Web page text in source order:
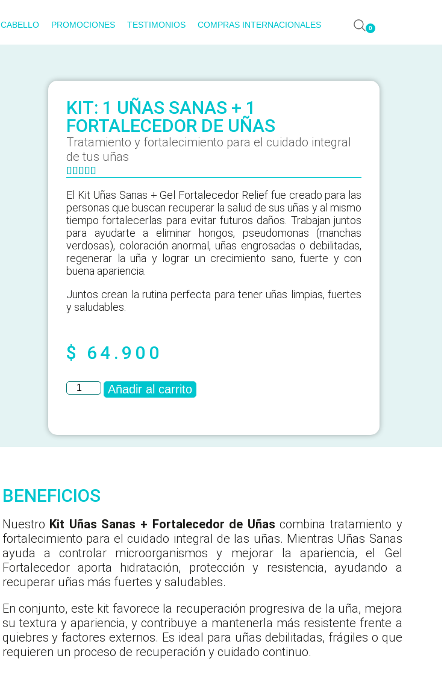
CABELLO PROMOCIONES TESTIMONIOS COMPRAS INTERNACIONALES 0
KIT: 1 UÑAS SANAS + 1
FORTALECEDOR DE UÑAS
Tratamiento y fortalecimiento para el cuidado integral
de tus uñas
    
El Kit Uñas Sanas + Gel Fortalecedor Relief fue creado para las
personas que buscan recuperar la salud de sus uñas y al mismo
tiempo fortalecerlas para evitar futuros daños. Trabajan juntos
para ayudarte a eliminar hongos, pseudomonas (manchas
verdosas), coloración anormal, uñas engrosadas o debilitadas,
regenerar la uña y lograr un crecimiento sano, fuerte y con
buena apariencia.
Juntos crean la rutina perfecta para tener uñas limpias, fuertes
y saludables.
$ 64.900
Añadir al carrito
BENEFICIOS
Nuestro Kit Uñas Sanas + Fortalecedor de Uñas combina tratamiento y
fortalecimiento para el cuidado integral de las uñas. Mientras Uñas Sanas
ayuda a controlar microorganismos y mejorar la apariencia, el Gel
Fortalecedor aporta hidratación, protección y resistencia, ayudando a
recuperar uñas más fuertes y saludables.
En conjunto, este kit favorece la recuperación progresiva de la uña, mejora
su textura y apariencia, y contribuye a mantenerla más resistente frente a
quiebres y factores externos. Es ideal para uñas debilitadas, frágiles o que
requieren un proceso de recuperación y cuidado continuo.